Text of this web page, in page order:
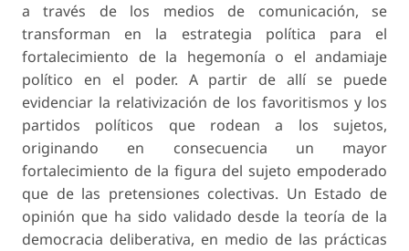
a través de los medios de comunicación, se
transforman en la estrategia política para el
fortalecimiento de la hegemonía o el andamiaje
político en el poder. A partir de allí se puede
evidenciar la relativización de los favoritismos y los
partidos políticos que rodean a los sujetos,
originando en consecuencia un mayor
fortalecimiento de la figura del sujeto empoderado
que de las pretensiones colectivas. Un Estado de
opinión que ha sido validado desde la teoría de la
democracia deliberativa, en medio de las prácticas